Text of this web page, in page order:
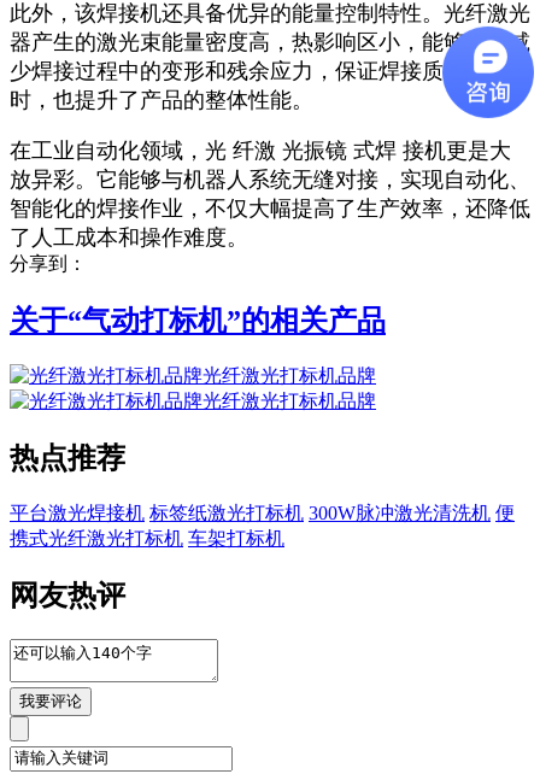
此外，该焊接机还具备优异的能量控制特性。光纤激光
器产生的激光束能量密度高，热影响区小，能够显著减
少焊接过程中的变形和残余应力，保证焊接质量的同
时，也提升了产品的整体性能。
在工业自动化领域，光 纤激 光振镜 式焊 接机更是大
放异彩。它能够与机器人系统无缝对接，实现自动化、
智能化的焊接作业，不仅大幅提高了生产效率，还降低
了人工成本和操作难度。
分享到：
关于“气动打标机”的相关产品
光纤激光打标机品牌
光纤激光打标机品牌
热点推荐
平台激光焊接机 标签纸激光打标机 300W脉冲激光清洗机 便
携式光纤激光打标机 车架打标机
网友热评